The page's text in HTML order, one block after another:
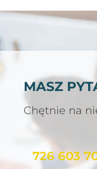
MASZ
Chętnie na
726 603